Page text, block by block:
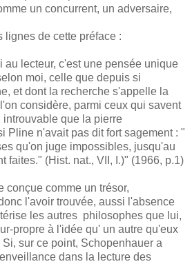
un concurrent, un adversaire,
lignes de cette préface :
au lecteur, c'est une pensée unique
moi, celle que depuis si
et dont la recherche s'appelle la
considère, parmi ceux qui savent
introuvable que la pierre
Pline n'avait pas dit fort sagement : "
qu'on juge impossibles, jusqu'au
faites." (Hist. nat., VII, I.)" (1966, p.1)
conçue comme un trésor,
l'avoir trouvée, aussi l'absence
les autres philosophes que lui,
propre à l'idée qu' un autre qu'eux
sur ce point, Schopenhauer a
dans la lecture des